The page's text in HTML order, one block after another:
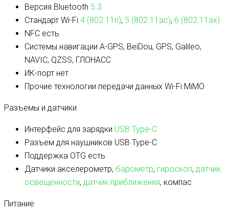
Версия Bluetooth 5.3
Стандарт Wi-Fi 4 (802.11n), 5 (802.11ac), 6 (802.11ax)
NFC есть
Системы навигации A-GPS, BeiDou, GPS, Galileo,
NAVIC, QZSS, ГЛОНАСС
ИК-порт нет
Прочие технологии передачи данных Wi-Fi MiMO
Разъемы и датчики
Интерфейс для зарядки USB Type-C
Разъем для наушников USB Type-C
Поддержка OTG есть
Датчики акселерометр, барометр, гироскоп, датчик
освещенности, датчик приближения, компас
Питание